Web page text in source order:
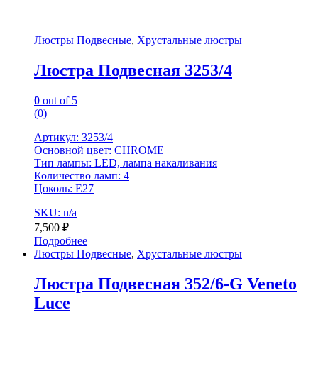
Люстры Подвесные, Хрустальные люстры
Люстра Подвесная 3253/4
0 out of 5
(0)
Артикул: 3253/4
Основной цвет: CHROME
Тип лампы: LED, лампа накаливания
Количество ламп: 4
Цоколь: Е27
SKU: n/a
7,500 ₽
Подробнее
Люстры Подвесные, Хрустальные люстры
Люстра Подвесная 352/6-G Veneto
Luce